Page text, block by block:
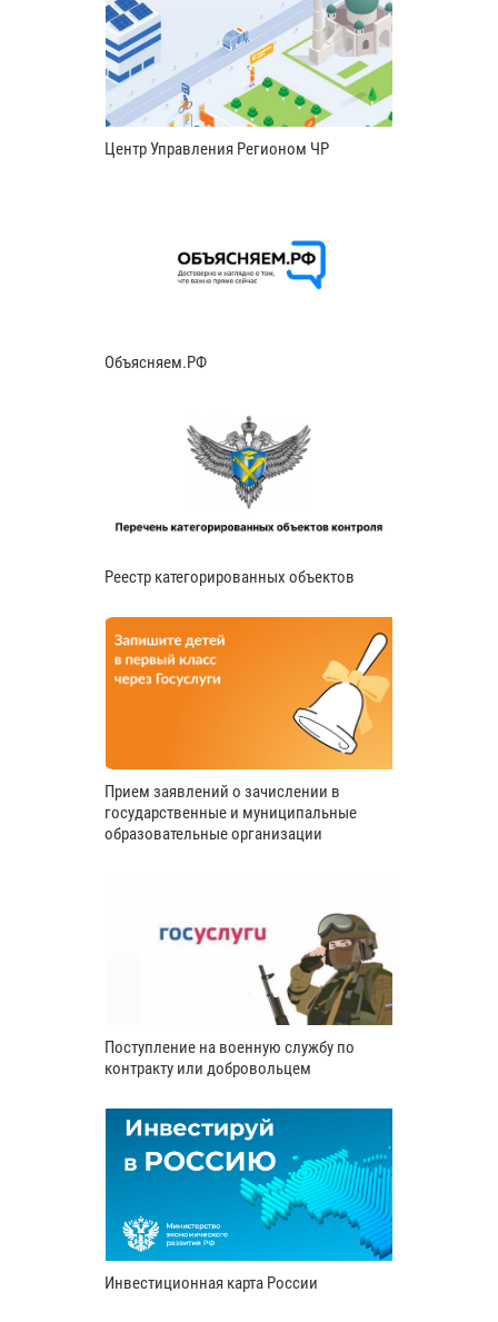
Центр Управления Регионом ЧР
Объясняем.РФ
Реестр категорированных объектов
Прием заявлений о зачислении в
государственные и муниципальные
образовательные организации
Поступление на военную службу по
контракту или добровольцем
Инвестиционная карта России